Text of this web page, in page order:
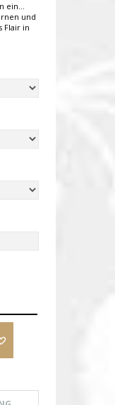
ein...
und
Flair in